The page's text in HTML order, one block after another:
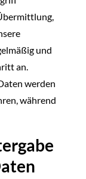
und
an.
werden
während